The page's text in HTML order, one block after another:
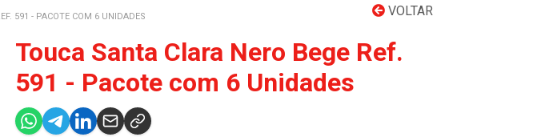
VOLTAR
591 - PACOTE COM 6 UNIDADES
Touca Santa Clara Nero Bege Ref.
591 - Pacote com 6 Unidades